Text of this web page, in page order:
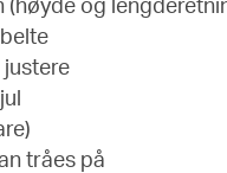
tråes på